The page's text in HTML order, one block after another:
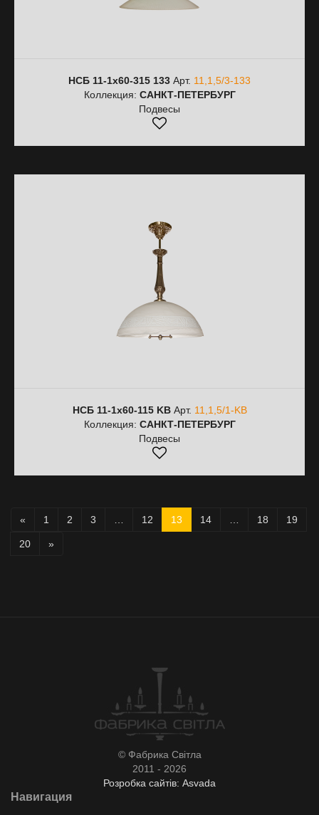
НСБ 11-1х60-315 133 Арт. 11,1,5/3-133
Коллекция: САНКТ-ПЕТЕРБУРГ
Подвесы
НСБ 11-1х60-115 KBАрт. 11,1,5/1-KB
Коллекция: САНКТ-ПЕТЕРБУРГ
Подвесы
« 1 2 3 12 13 14 18 19
20 »
© Фабрика Світла
2011 - 2026
Розробка сайтів: Asvada
Навигация